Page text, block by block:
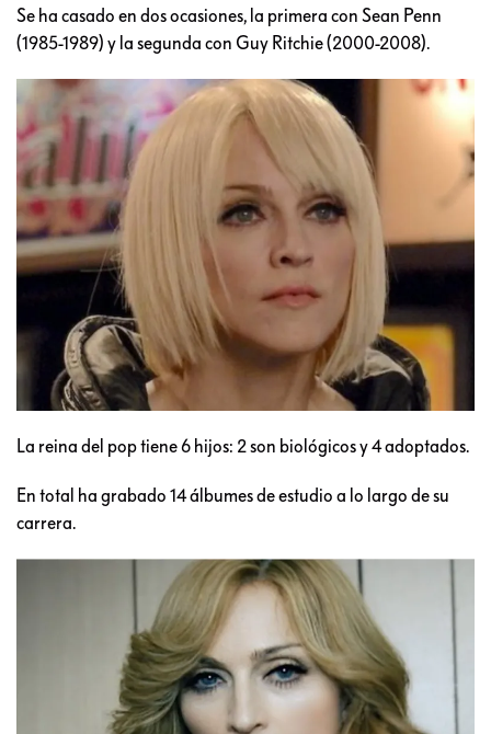
Se ha casado en dos ocasiones, la primera con Sean Penn
(1985-1989) y la segunda con Guy Ritchie (2000-2008).
La reina del pop tiene 6 hijos: 2 son biológicos y 4 adoptados.
En total ha grabado 14 álbumes de estudio a lo largo de su
carrera.